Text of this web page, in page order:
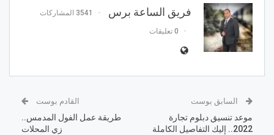
فريق الساعة برس 3541 المشاركات
0 تعليقات
السابق بوست
موعد تنسيق دبلوم تجارة
2022.. إليك التفاصيل الكاملة
القادم بوست
طريقة عمل الفول المدمس..
زي المحلات